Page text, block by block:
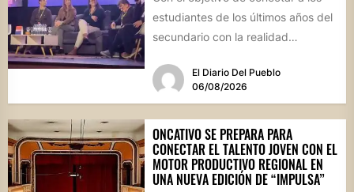
estudiantes de los últimos años del
secundario con la realidad
El Diario Del Pueblo
06/08/2026
ONCATIVO SE PREPARA PARA
CONECTAR EL TALENTO JOVEN CON EL
MOTOR PRODUCTIVO REGIONAL EN
UNA NUEVA EDICIÓN DE “IMPULSA”